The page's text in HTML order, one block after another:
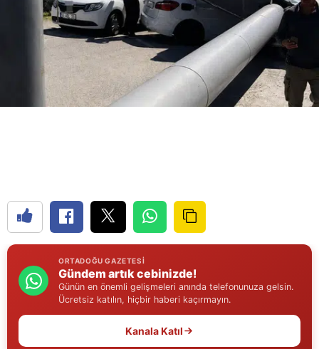
Bursa
Çanakkale
Çankırı
Elazığ
Erzincan
Erzurum
Eskişehir
Gaziantep
ORTADOĞU GAZETESI
Gündem artık cebinizde!
Günün en önemli gelişmeleri anında telefonunuza gelsin.
Ücretsiz katılın, hiçbir haberi kaçırmayın.
Kanala Katıl